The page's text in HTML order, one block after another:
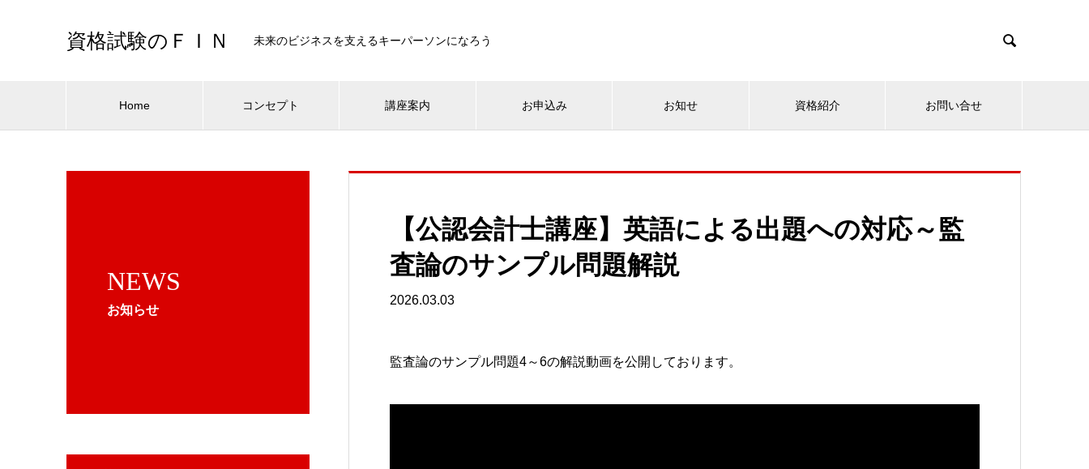
資格試験のＦＩＮ 未来のビジネスを支えるキーパーソンになろう 
Home コンセプト 講座案内 お申込み お知せ 資格紹介 お問い合せ
NEWS
お知らせ
【公認会計士講座】英語による出題への対応～監
査論のサンプル問題解説
2026.03.03
監査論のサンプル問題4～6の解説動画を公開しております。